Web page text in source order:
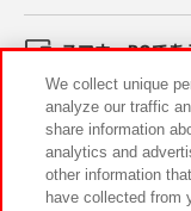
スマホ・PCであ
イベント・キャ
We collect unique
analyze our traffic
share information
analytics and
other information
have collected from